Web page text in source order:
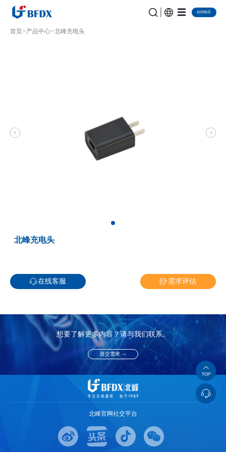
如何购买
首页 产品中心 北峰充电头
北峰充电头
在线客服 需求评估
想要了解更多内容？请与我们联系。
提交需求
北峰官网社交平台